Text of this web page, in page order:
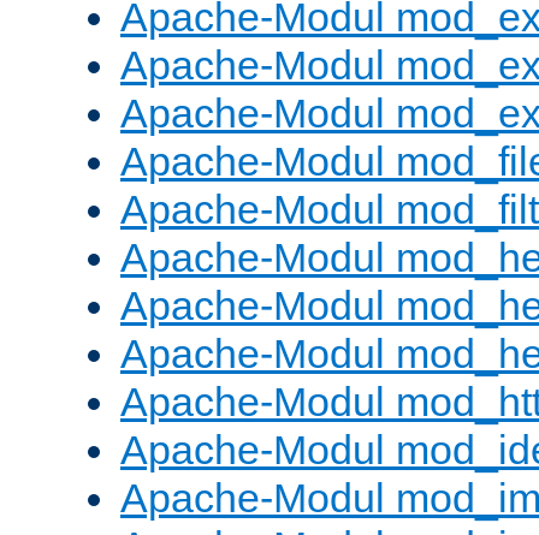
Apache-Modul
Apache-Modul
Apache-Modul
Apache-Modul
Apache-Modul
Apache-Modul
Apache-Modul
Apache-Modul
Apache-Modul
Apache-Modul
Apache-Modul